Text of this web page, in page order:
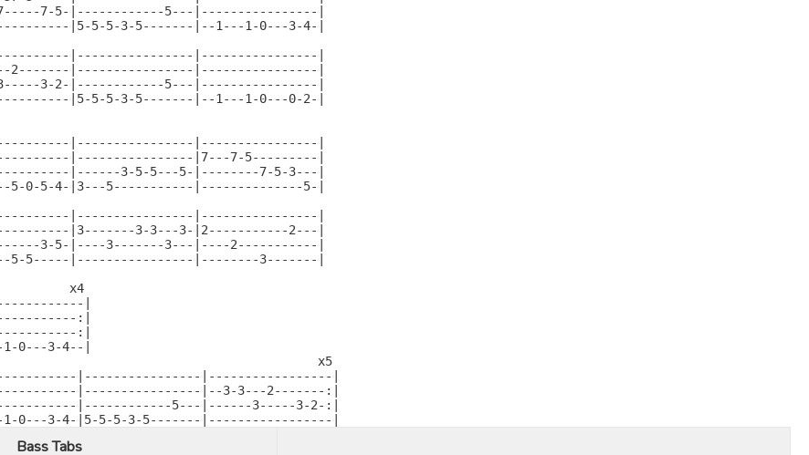
7-5-|------------5---|----------------|
|5-5-5-3-5-------|--1---1-0---3-4-|
|----------------|----------------|
2-------|----------------|----------------|
3-2-|------------5---|----------------|
|5-5-5-3-5-------|--1---1-0---0-2-|
|----------------|----------------|
|----------------|7---7-5---------|
|------3-5-5---5-|--------7-5-3---|
5-0-5-4-|3---5-----------|--------------5-|
|----------------|----------------|
|3-------3-3---3-|2-----------2---|
3-5-|----3-------3---|----2-----------|
5-5-----|----------------|--------3-------|
x4
|
:|
:|
0---3-4--|
x5
|----------------|-----------------|
|----------------|--3-3---2-------:|
|------------5---|------3-----3-2-:|
1-0---3-4-|5-5-5-3-5-------|-----------------|
Bass Tabs